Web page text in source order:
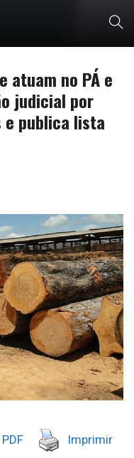
atuam no PÁ e
judicial por
e publica lista
PDF Imprimir